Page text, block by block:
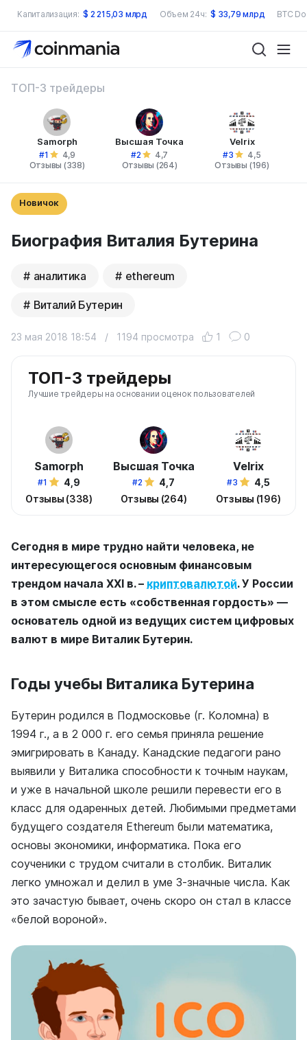
Капитализация: $ 2 215,03 млрд Объем 24ч: $ 33,79 млрд BTC
ТОП-3 трейдеры
Samorph
#1
4,9
Отзывы (338)
Высшая Точка
#2
4,7
Отзывы (264)
Velrix
#3
4,5
Отзывы (196)
Новичок
Биография Виталия Бутерина
аналитика ethereum
Виталий Бутерин
23 мая 2018 18:54 / 1194 просмотра 1 0
ТОП-3 трейдеры
Лучшие трейдеры на основании оценок пользователей
Samorph
#1
4,9
Отзывы (338)
Высшая Точка
#2
4,7
Отзывы (264)
Velrix
#3
4,5
Отзывы (196)
Сегодня в мире трудно найти человека, не
интересующегося основным финансовым
трендом начала XXI в. – криптовалютой. У России
в этом смысле есть «собственная гордость» —
основатель одной из ведущих систем цифровых
валют в мире Виталик Бутерин.
Годы учебы Виталика Бутерина
Бутерин родился в Подмосковье (г. Коломна) в
1994 г., а в 2 000 г. его семья приняла решение
эмигрировать в Канаду. Канадские педагоги рано
выявили у Виталика способности к точным наукам,
и уже в начальной школе решили перевести его в
класс для одаренных детей. Любимыми предметами
будущего создателя Ethereum были математика,
основы экономики, информатика. Пока его
соученики с трудом считали в столбик. Виталик
легко умножал и делил в уме 3-значные числа. Как
это зачастую бывает, очень скоро он стал в классе
«белой вороной».